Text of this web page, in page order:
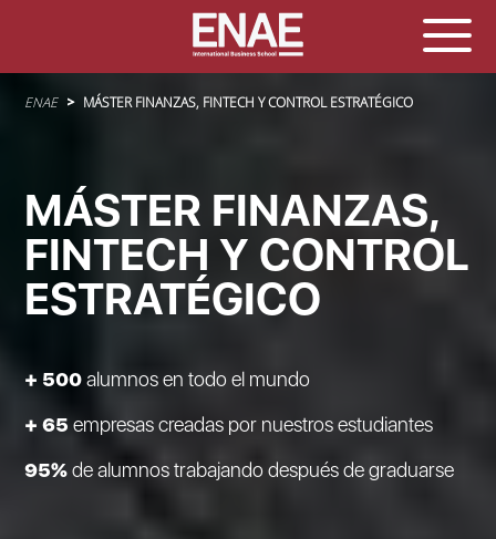
Sobrescribir enlaces de ayuda a la navegación
ENAE MÁSTER FINANZAS, FINTECH Y CONTROL ESTRATÉGICO
MÁSTER FINANZAS,
FINTECH Y CONTROL
ESTRATÉGICO
+ 500alumnos en todo el mundo
+ 65empresas creadas por nuestros estudiantes
95%de alumnos trabajando después de graduarse